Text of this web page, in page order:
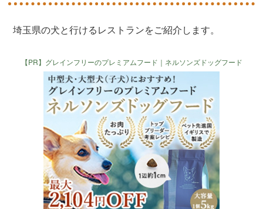
埼玉県の犬と行けるレストランをご紹介します。
【PR】グレインフリーのプレミアムフード｜ネルソンズドッグフード